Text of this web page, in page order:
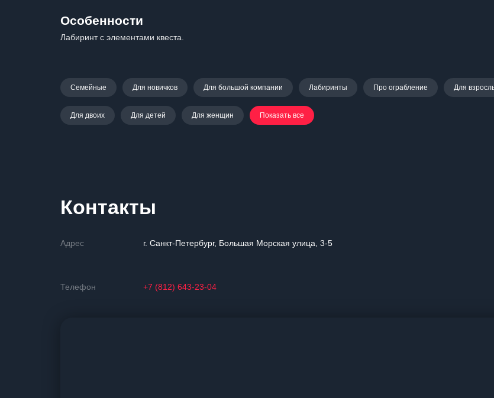
Особенности
Лабиринт с элементами квеста.
Семейные Для новичков Для большой компании Лабиринты Про ограбление Для
Для двоих Для детей Для женщин Показать все
Контакты
Адрес г. Санкт-Петербург, Большая Морская улица, 3-5
Телефон +7 (812) 643-23-04